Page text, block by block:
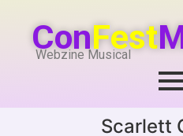
ConFest
Webzine Musical
Scarlett